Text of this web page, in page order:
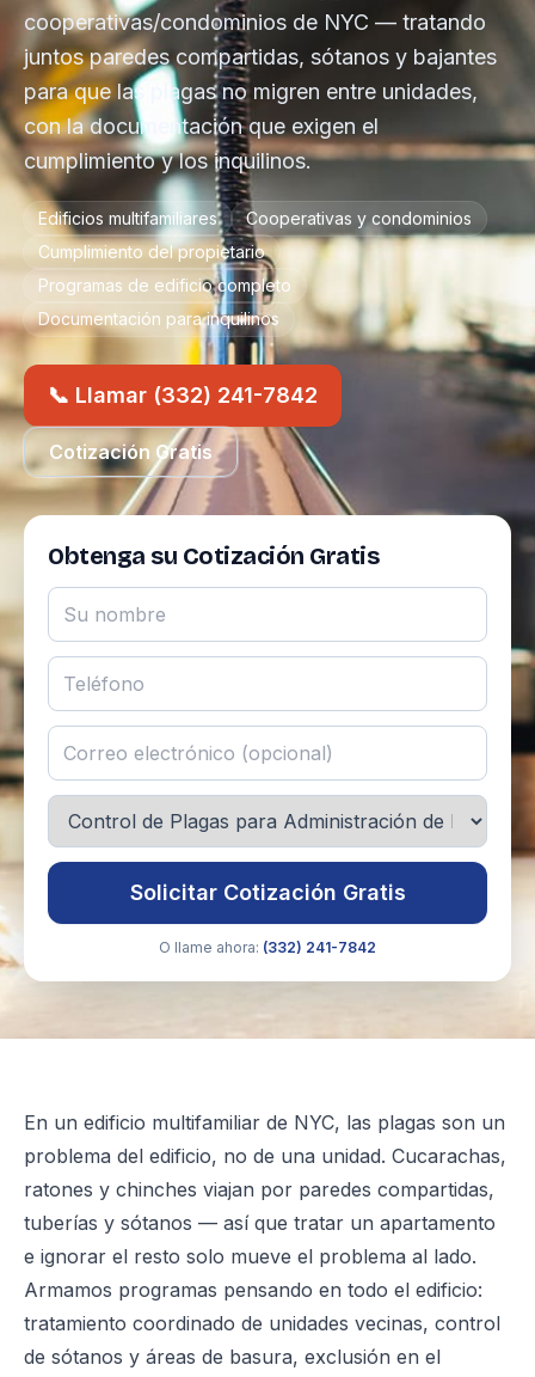
cooperativas/condominios de NYC — tratando
juntos paredes compartidas, sótanos y bajantes
para que las plagas no migren entre unidades,
con la documentación que exigen el
cumplimiento y los inquilinos.
Edificios multifamiliares
Cooperativas y condominios
Cumplimiento del propietario
Programas de edificio completo
Documentación para inquilinos
📞 Llamar (332) 241-7842
Cotización Gratis
Obtenga su Cotización Gratis
Solicitar Cotización Gratis
O llame ahora: (332) 241-7842
En un edificio multifamiliar de NYC, las plagas son un
problema del edificio, no de una unidad. Cucarachas,
ratones y chinches viajan por paredes compartidas,
tuberías y sótanos — así que tratar un apartamento
e ignorar el resto solo mueve el problema al lado.
Armamos programas pensando en todo el edificio:
tratamiento coordinado de unidades vecinas, control
de sótanos y áreas de basura, exclusión en el